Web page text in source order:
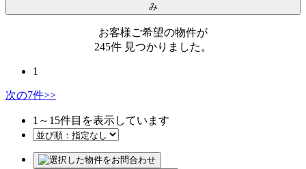
み
お客様ご希望の物件が
245件 見つかりました。
1
次の7件>>
1 ～ 15件目を表示しています